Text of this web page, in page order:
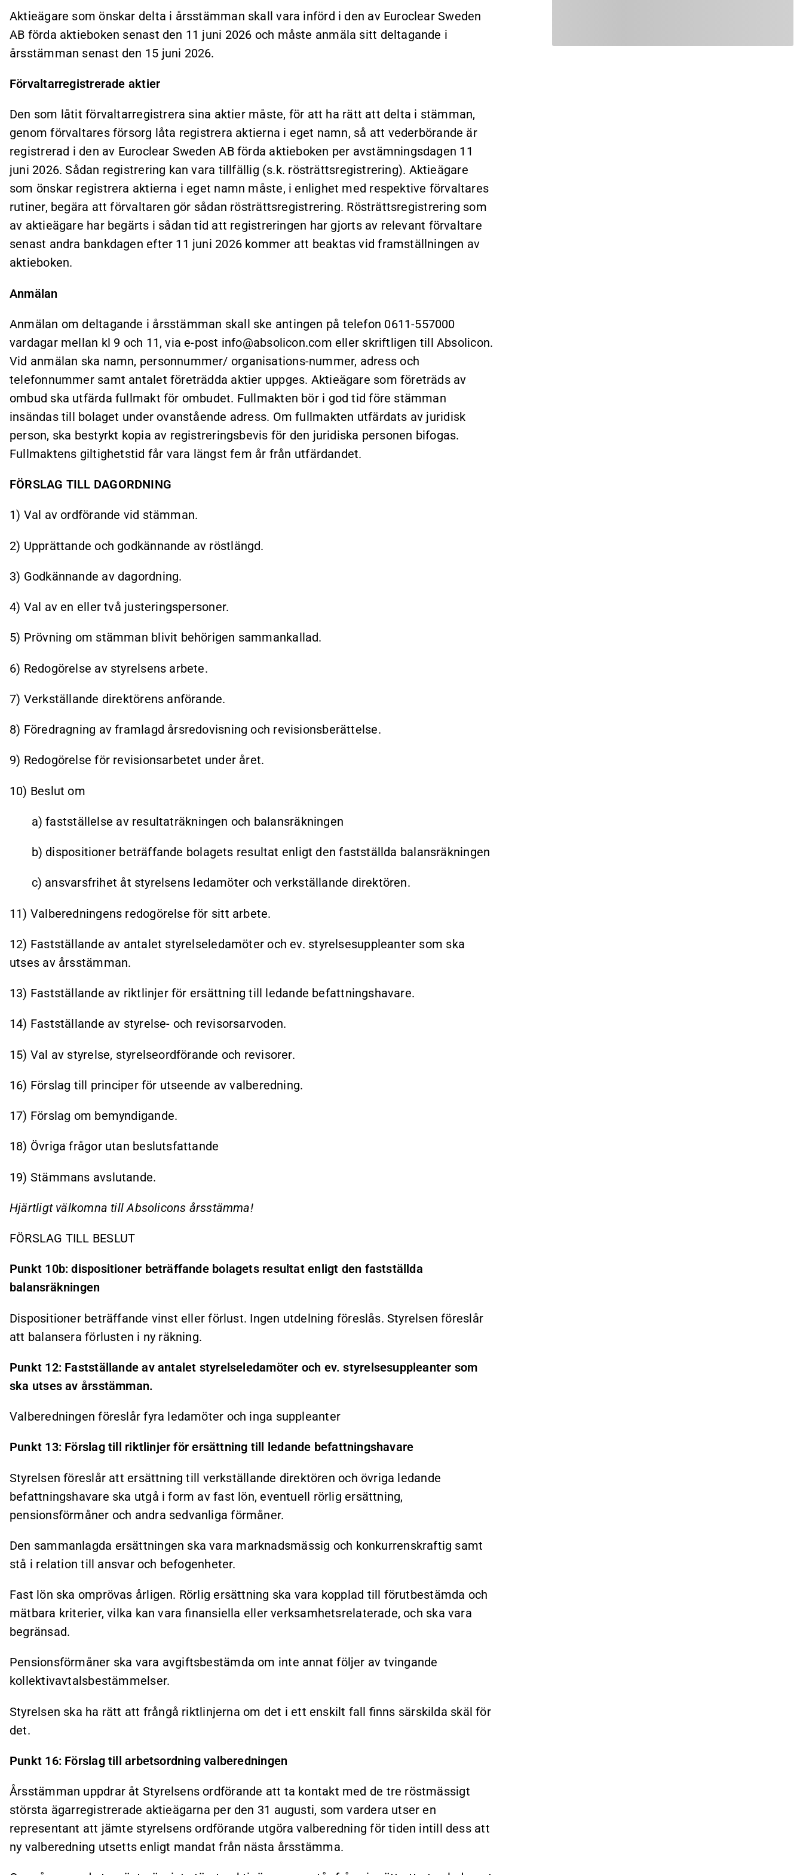
Aktieägare som önskar delta i årsstämman skall vara införd i den av Euroclear Sweden
AB förda aktieboken senast den 11 juni 2026 och måste anmäla sitt deltagande i
årsstämman senast den 15 juni 2026.
Förvaltarregistrerade aktier
Den som låtit förvaltarregistrera sina aktier måste, för att ha rätt att delta i stämman,
genom förvaltares försorg låta registrera aktierna i eget namn, så att vederbörande är
registrerad i den av Euroclear Sweden AB förda aktieboken per avstämningsdagen 11
juni 2026. Sådan registrering kan vara tillfällig (s.k. rösträttsregistrering). Aktieägare
som önskar registrera aktierna i eget namn måste, i enlighet med respektive förvaltares
rutiner, begära att förvaltaren gör sådan rösträttsregistrering. Rösträttsregistrering som
av aktieägare har begärts i sådan tid att registreringen har gjorts av relevant förvaltare
senast andra bankdagen efter 11 juni 2026 kommer att beaktas vid framställningen av
aktieboken.
Anmälan
Anmälan om deltagande i årsstämman skall ske antingen på telefon 0611-557000
vardagar mellan kl 9 och 11, via e-post info@absolicon.com eller skriftligen till Absolicon.
Vid anmälan ska namn, personnummer/ organisations-nummer, adress och
telefonnummer samt antalet företrädda aktier uppges. Aktieägare som företräds av
ombud ska utfärda fullmakt för ombudet. Fullmakten bör i god tid före stämman
insändas till bolaget under ovanstående adress. Om fullmakten utfärdats av juridisk
person, ska bestyrkt kopia av registreringsbevis för den juridiska personen bifogas.
Fullmaktens giltighetstid får vara längst fem år från utfärdandet.
FÖRSLAG TILL DAGORDNING
1) Val av ordförande vid stämman.
2) Upprättande och godkännande av röstlängd.
3) Godkännande av dagordning.
4) Val av en eller två justeringspersoner.
5) Prövning om stämman blivit behörigen sammankallad.
6) Redogörelse av styrelsens arbete.
7) Verkställande direktörens anförande.
8) Föredragning av framlagd årsredovisning och revisionsberättelse.
9) Redogörelse för revisionsarbetet under året.
10) Beslut om
a) fastställelse av resultaträkningen och balansräkningen
b) dispositioner beträffande bolagets resultat enligt den fastställda balansräkningen
c) ansvarsfrihet åt styrelsens ledamöter och verkställande direktören.
11) Valberedningens redogörelse för sitt arbete.
12) Fastställande av antalet styrelseledamöter och ev. styrelsesuppleanter som ska
utses av årsstämman.
13) Fastställande av riktlinjer för ersättning till ledande befattningshavare.
14) Fastställande av styrelse- och revisorsarvoden.
15) Val av styrelse, styrelseordförande och revisorer.
16) Förslag till principer för utseende av valberedning.
17) Förslag om bemyndigande.
18) Övriga frågor utan beslutsfattande
19) Stämmans avslutande.
Hjärtligt välkomna till Absolicons årsstämma!
FÖRSLAG TILL BESLUT
Punkt 10b: dispositioner beträffande bolagets resultat enligt den fastställda
balansräkningen
Dispositioner beträffande vinst eller förlust. Ingen utdelning föreslås. Styrelsen föreslår
att balansera förlusten i ny räkning.
Punkt 12: Fastställande av antalet styrelseledamöter och ev. styrelsesuppleanter som
ska utses av årsstämman.
Valberedningen föreslår fyra ledamöter och inga suppleanter
Punkt 13: Förslag till riktlinjer för ersättning till ledande befattningshavare
Styrelsen föreslår att ersättning till verkställande direktören och övriga ledande
befattningshavare ska utgå i form av fast lön, eventuell rörlig ersättning,
pensionsförmåner och andra sedvanliga förmåner.
Den sammanlagda ersättningen ska vara marknadsmässig och konkurrenskraftig samt
stå i relation till ansvar och befogenheter.
Fast lön ska omprövas årligen. Rörlig ersättning ska vara kopplad till förutbestämda och
mätbara kriterier, vilka kan vara finansiella eller verksamhetsrelaterade, och ska vara
begränsad.
Pensionsförmåner ska vara avgiftsbestämda om inte annat följer av tvingande
kollektivavtalsbestämmelser.
Styrelsen ska ha rätt att frångå riktlinjerna om det i ett enskilt fall finns särskilda skäl för
det.
Punkt 16: Förslag till arbetsordning valberedningen
Årsstämman uppdrar åt Styrelsens ordförande att ta kontakt med de tre röstmässigt
största ägarregistrerade aktieägarna per den 31 augusti, som vardera utser en
representant att jämte styrelsens ordförande utgöra valberedning för tiden intill dess att
ny valberedning utsetts enligt mandat från nästa årsstämma.